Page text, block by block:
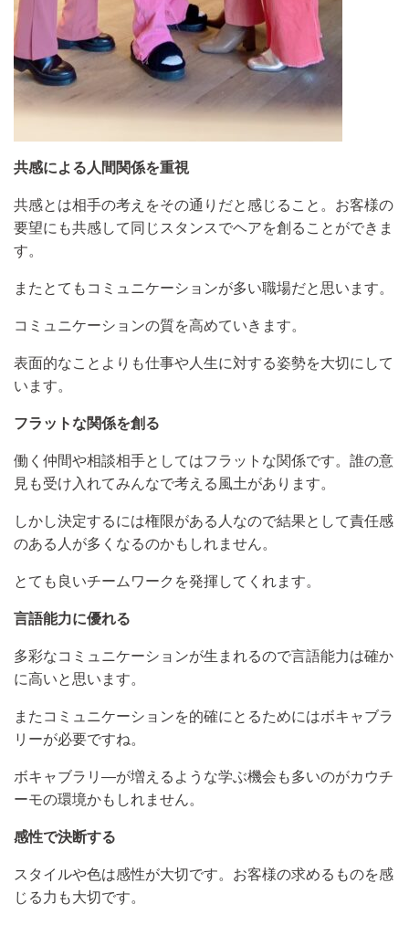
共感による 人間関係を重視
共感とは相手の考えをその通りだと感じること。お客様の
要望にも共感して同じスタンスでヘアを創ることができま
す。
またとてもコミュニケーションが多い職場だと思います。
コミュニケーションの質を高めていきます。
表面的なことよりも仕事や人生に対する姿勢を大切にして
います。
フラットな関係を創る
働く仲間や相談相手としてはフラットな関係です。誰の意
見も受け入れてみんなで考える風土があります。
しかし決定するには権限がある人なので結果として責任感
のある人が多くなるのかもしれません。
とても良いチームワークを発揮してくれます。
言語能力に優れる
多彩なコミュニケーションが生まれるので言語能力は確か
に高いと思います。
またコミュニケーションを的確にとるためにはボキャブラ
リーが必要ですね。
ボキャブラリ―が増えるような学ぶ機会も多いのがカウチ
ーモの環境かもしれません。
感性で決断する
スタイルや色は感性が大切です。お客様の求めるものを感
じる力も大切です。